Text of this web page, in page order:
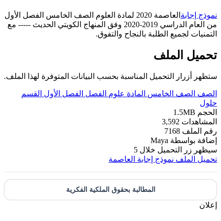
نموذج إجابة
العاصمة 2020 لمادة العلوم الصف الخامس الفصل الأول
من العام الدراسي 2019-2020 وفق المنهاج الكويتي الحديث ----- مع
التمنيات لجميع الطلبة بالنجاح والتفوق.
تحميل الملف
ستظهر أزرار التحميل المناسبة بحسب البيانات المتوفرة لهذا الملف.
الصف الصف الخامس المادة علوم الفصل الفصل الأول
القسم
حلول
الحجم 1.5MB
المشاهدات 3,592
رقم الملف 7168
إضافة بواسطة Maya
سيظهر زر التحميل خلال 5
تحميل الملف نموذج إجابة العاصمة
المطالبة بحقوق الملكية الفكرية
إعلان